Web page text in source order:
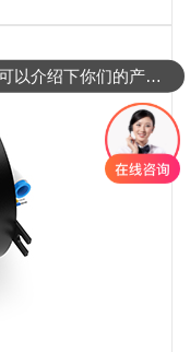
可以介绍下你们的产品么